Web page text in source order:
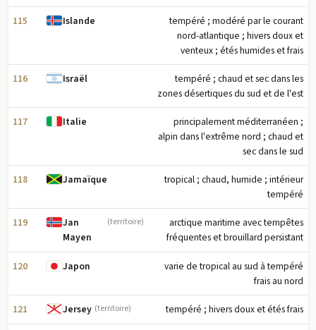
115 Islande
tempéré ; modéré par le courant
nord-atlantique ; hivers doux et
venteux ; étés humides et frais
116 Israël
tempéré ; chaud et sec dans les
zones désertiques du sud et de l'est
117 Italie
principalement méditerranéen ;
alpin dans l'extrême nord ; chaud et
sec dans le sud
118 Jamaïque
tropical ; chaud, humide ; intérieur
tempéré
119
Jan
Mayen
(territoire)
arctique maritime avec tempêtes
fréquentes et brouillard persistant
120 Japon
varie de tropical au sud à tempéré
frais au nord
121 Jersey (territoire) tempéré ; hivers doux et étés frais